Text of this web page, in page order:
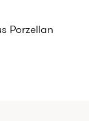
Porzellan